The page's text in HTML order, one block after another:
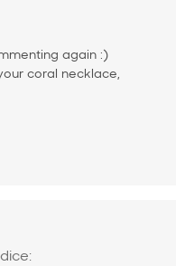
again :)
coral necklace,
dice: